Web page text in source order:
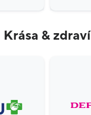
Krása & zdraví